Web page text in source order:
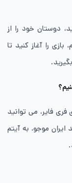
دوستان خود را از
را آغاز کنید تا
فری فایر، می توانید
ایران موجو، به آیتم